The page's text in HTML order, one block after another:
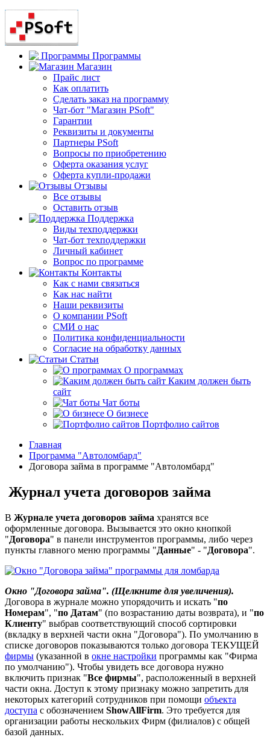
Программы
Магазин
Прайс лист
Как оплатить
Сделать заказ на программу
Чат-бот "Магазин PSoft"
Гарантии
Реквизиты и документы
Партнеры PSoft
Вопросы по приобретению
Оферта оказания услуг
Оферта купли-продажи
Отзывы
Все отзывы
Оставить отзыв
Поддержка
Виды техподдержки
Чат-бот техподдержки
Личный кабинет
Вопрос по программе
Контакты
Как с нами связаться
Как нас найти
Наши реквизиты
О компании PSoft
СМИ о нас
Политика конфиденциальности
Согласие на обработку данных
Статьи
О программах
Каким должен быть
сайт
Чат боты
О бизнесе
Портфолио сайтов
Главная
Программа "Автоломбард"
Договора займа в программе "Автоломбард"
Журнал учета договоров займа
В Журнале учета договоров займа хранятся все
оформленные договора. Вызывается это окно кнопкой
"Договора" в панели инструментов программы, либо через
пункты главного меню программы "Данные" - "Договора".
Окно "Договора займа". (Щелкните для увеличения).
Договора в журнале можно упорядочить и искать "по
Номерам", "по Датам" (по возрастанию даты возврата), и "по
Клиенту" выбрав соответствующий способ сортировки
(вкладку в верхней части окна "Договора"). По умолчанию в
списке договоров показываются только договора ТЕКУЩЕЙ
фирмы (указанной в окне настройки программы как "Фирма
по умолчанию"). Чтобы увидеть все договора нужно
включить признак "Все фирмы", расположенный в верхней
части окна. Доступ к этому признаку можно запретить для
некоторых категорий сотрудников при помощи объекта
доступа с обозначением ShowAllFirm. Это требуется для
организации работы нескольких Фирм (филиалов) с общей
базой данных.